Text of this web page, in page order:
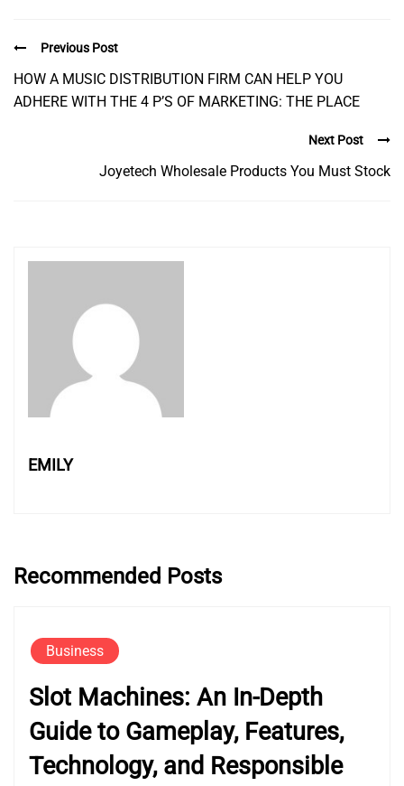
Previous Post
HOW A MUSIC DISTRIBUTION FIRM CAN HELP YOU
ADHERE WITH THE 4 P’S OF MARKETING: THE PLACE
Next Post
Joyetech Wholesale Products You Must Stock
EMILY
Recommended Posts
Business
Slot Machines: An In-Depth
Guide to Gameplay, Features,
Technology, and Responsible